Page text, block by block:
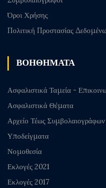
Όροι Χρήσης
Πολιτική Προστασίας
ΒΟΗΘΗΜΑΤΑ
Ασφαλιστικά Ταμεία -
Ασφαλιστικά Θέματα
Αρχείο Τέως Συμβολαιογράφων
Υποδείγματα
Νομοθεσία
Εκλογές 2021
Εκλογές 2017